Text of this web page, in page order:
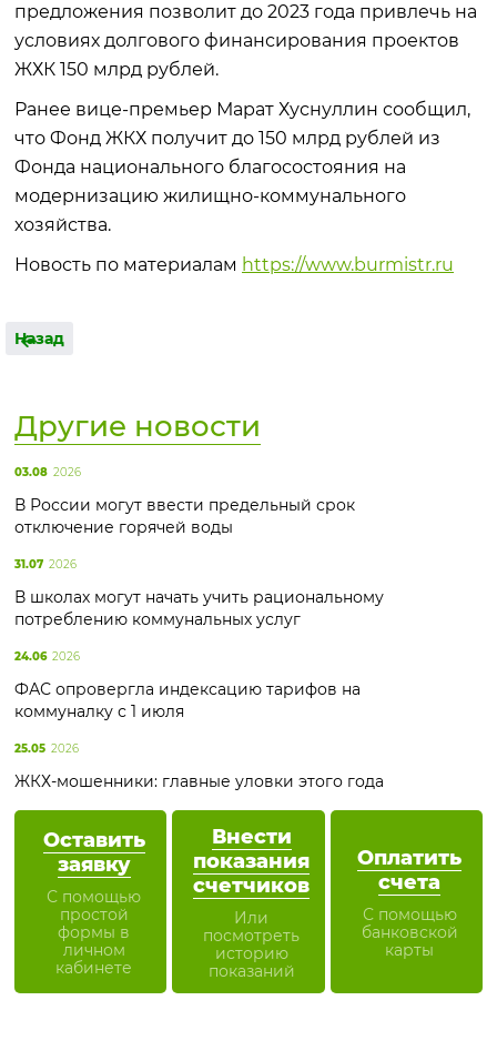
предложения позволит до 2023 года привлечь на
условиях долгового финансирования проектов
ЖХК 150 млрд рублей.
Ранее вице-премьер Марат Хуснуллин сообщил,
что Фонд ЖКХ получит до 150 млрд рублей из
Фонда национального благосостояния на
модернизацию жилищно-коммунального
хозяйства.
Новость по материалам https://www.burmistr.ru
Назад
Оставить
заявку
С помощью
простой
формы в
личном
кабинете
Внести
показания
счетчиков
Или
посмотреть
историю
показаний
Оплатить
счета
С помощью
банковской
карты
Другие новости
03.08 2026
В России могут ввести предельный срок
отключение горячей воды
31.07 2026
В школах могут начать учить рациональному
потреблению коммунальных услуг
24.06 2026
ФАС опровергла индексацию тарифов на
коммуналку с 1 июля
25.05 2026
ЖКХ-мошенники: главные уловки этого года